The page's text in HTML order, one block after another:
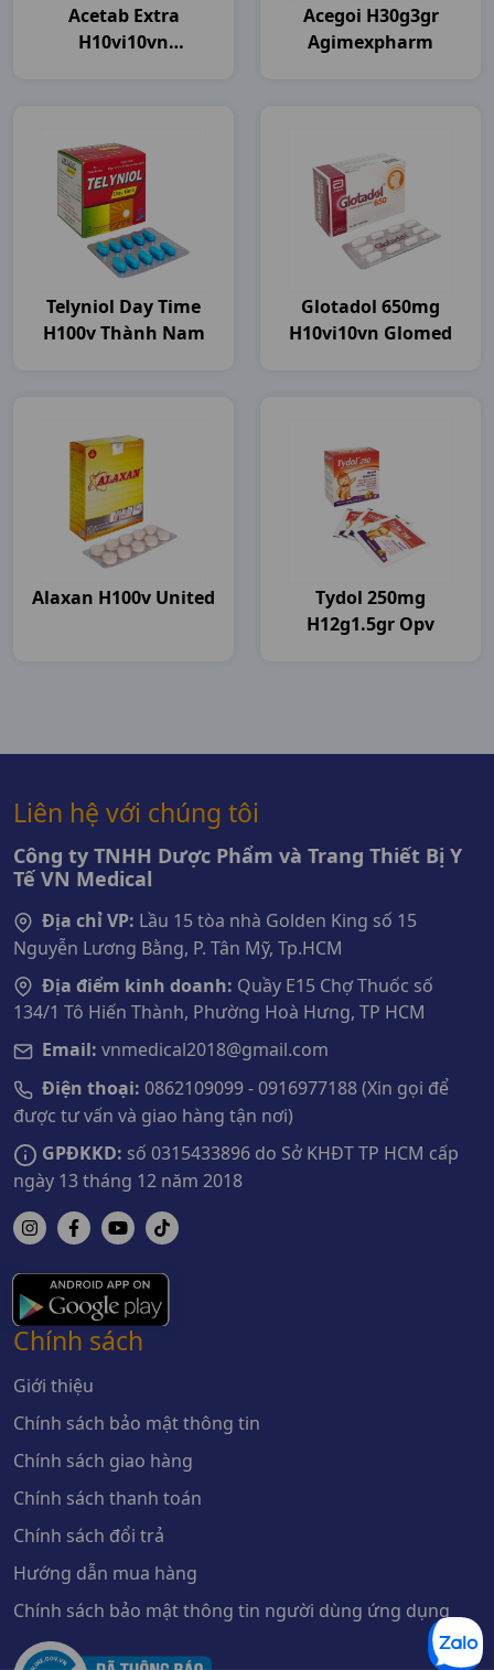
Acetab Extra
H10vi10vn
Acegoi H30g3gr
Agimexpharm
Telyniol Day Time
H100v Thành Nam
Glotadol 650mg
H10vi10vn Glomed
Alaxan H100v United
Tydol 250mg
H12g1.5gr Opv
Liên hệ với chúng tôi
Công ty TNHH Dược Phẩm và Trang Thiết Bị Y
Tế VN Medical
Địa chỉ VP: Lầu 15 tòa nhà Golden King số 15
Nguyễn Lương Bằng, P. Tân Mỹ, Tp.HCM
Địa điểm kinh doanh: Quầy E15 Chợ Thuốc số
134/1 Tô Hiến Thành, Phường Hoà Hưng, TP HCM
Email: vnmedical2018@gmail.com
Điện thoại: 0862109099 - 0916977188 (Xin gọi để
được tư vấn và giao hàng tận nơi)
GPĐKKD: số 0315433896 do Sở KHĐT TP HCM cấp
ngày 13 tháng 12 năm 2018
Chính sách
Giới thiệu
Chính sách bảo mật thông tin
Chính sách giao hàng
Chính sách thanh toán
Chính sách đổi trả
Hướng dẫn mua hàng
Chính sách bảo mật thông tin người dùng ứng dụng